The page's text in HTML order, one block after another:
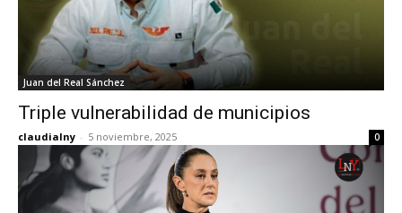
Juan del Real Sánchez
Triple vulnerabilidad de municipios
claudialny - 5 noviembre, 2025 0